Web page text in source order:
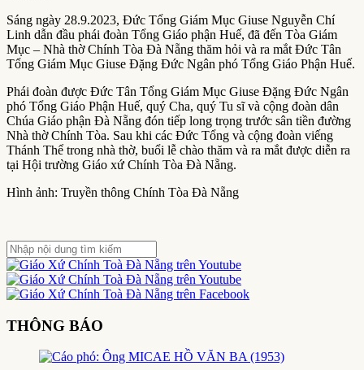
Sáng ngày 28.9.2023, Đức Tổng Giám Mục Giuse Nguyễn Chí
Linh dẫn đầu phái đoàn Tổng Giáo phận Huế, đã đến Tòa Giám
Mục – Nhà thờ Chính Tòa Đà Nẵng thăm hỏi và ra mắt Đức Tân
Tổng Giám Mục Giuse Đặng Đức Ngân phó Tổng Giáo Phận Huế.
Phái đoàn được Đức Tân Tổng Giám Mục Giuse Đặng Đức Ngân
phó Tổng Giáo Phận Huế, quý Cha, quý Tu sĩ và cộng đoàn dân
Chúa Giáo phận Đà Nẵng đón tiếp long trọng trước sân tiền đường
Nhà thờ Chính Tòa. Sau khi các Đức Tổng và cộng đoàn viếng
Thánh Thể trong nhà thờ, buổi lễ chào thăm và ra mắt được diễn ra
tại Hội trường Giáo xứ Chính Tòa Đà Nẵng.
Hình ảnh: Truyền thông Chính Tòa Đà Nẵng
THÔNG BÁO